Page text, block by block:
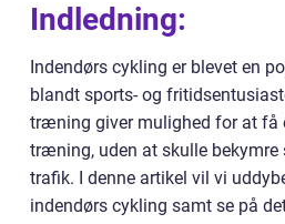
Indledning:
Indendørs cykling er blevet en
blandt sports- og
træning giver mulighed for at få
træning, uden at skulle bekymre
trafik. I denne artikel vil vi
indendørs cykling samt se på